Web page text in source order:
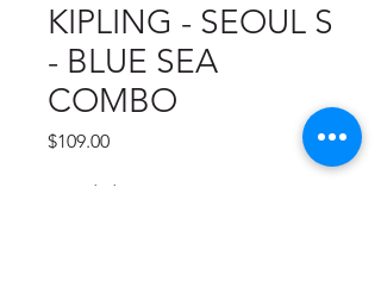
KIPLING - SEOUL S
- BLUE SEA
COMBO
$109.00Precio
Cantidad